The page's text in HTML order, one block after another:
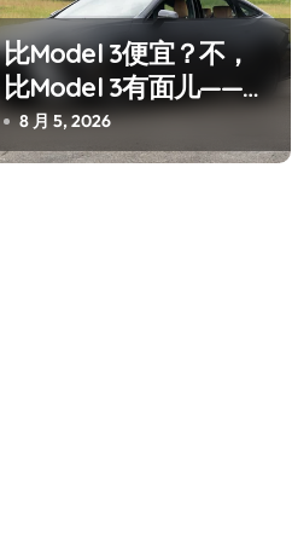
比Model 3便宜？不，
比Model 3有面儿——试
驾雷克萨斯ES 500e
8 月 5, 2026